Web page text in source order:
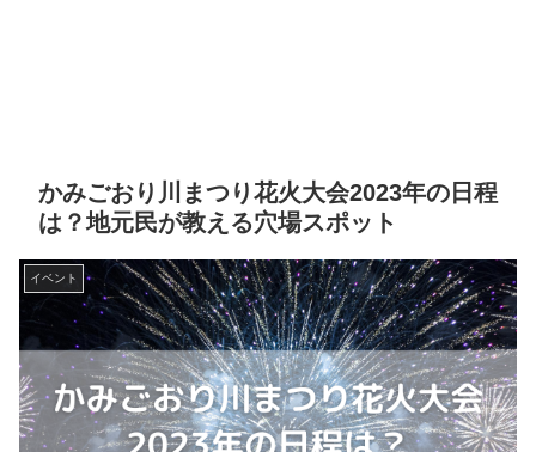
かみごおり川まつり花火大会2023年の日程
は？地元民が教える穴場スポット
イベント